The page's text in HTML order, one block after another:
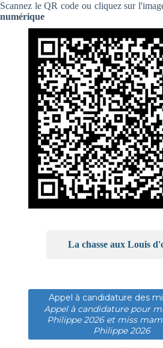
Scannez le QR code ou cliquez sur
numérique
La chasse aux Louis
Appel à candidature des
Appel à candidature pour
Philippe 2026 et miss
Philippe 2026